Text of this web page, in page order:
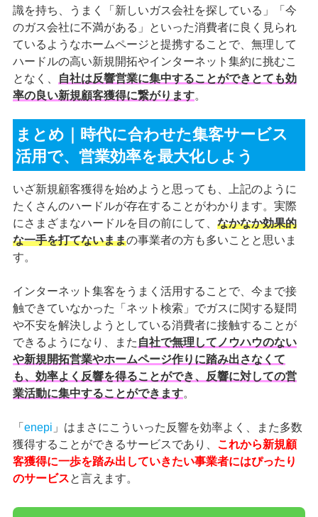
識を持ち、うまく「新しいガス会社を探している」「今
のガス会社に不満がある」といった消費者に良く見られ
ているようなホームページと提携することで、無理して
ハードルの高い新規開拓やインターネット集約に挑むこ
となく、
自社は反響営業に集中することができとても効
率の良い新規顧客獲得に繋がります。
まとめ｜時代に合わせた集客サービス
活用で、営業効率を最大化しよう
いざ新規顧客獲得を始めようと思っても、上記のように
たくさんのハードルが存在することがわかります。実際
にさまざまなハードルを目の前にして、 なかなか効果的
な一手を打てないままの事業者の方も多いことと思いま
す。
インターネット集客をうまく活用することで、今まで接
触できていなかった「ネット検索」でガスに関する疑問
や不安を解決しようとしている消費者に接触することが
できるようになり、また 自社で無理してノウハウのない
や新規開拓営業やホームページ作りに踏み出さなくて
も、効率よく反響を得ることができ、反響に対しての営
業活動に集中することができます。
「 enepi 」はまさにこういった反響を効率よく、また多数
獲得することができるサービスであり、 これから新規顧
客獲得に一歩を踏み出していきたい事業者にはぴったり
のサービスと言えます。